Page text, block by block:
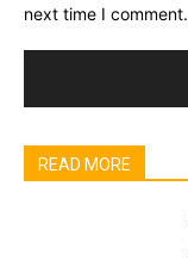
next time I comment.
READ MORE